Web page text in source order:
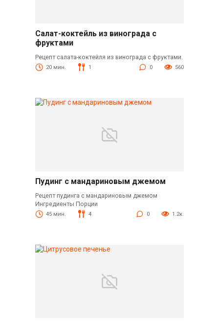
Салат-коктейль из винограда с
фруктами
Рецепт салата-коктейля из винограда с фруктами.
20 мин. 1 0 560
Пудинг с мандариновым джемом
Рецепт пудинга с мандариновым джемом
Ингредиенты Порции
45 мин. 4 0 1.2к.